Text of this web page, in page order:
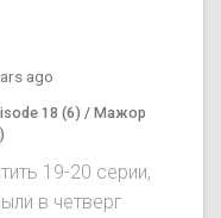
ago
18 (6) / Мажор
19-20 серии,
в четверг